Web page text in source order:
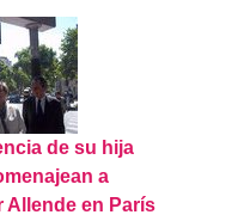
de su hija
a
Allende en París